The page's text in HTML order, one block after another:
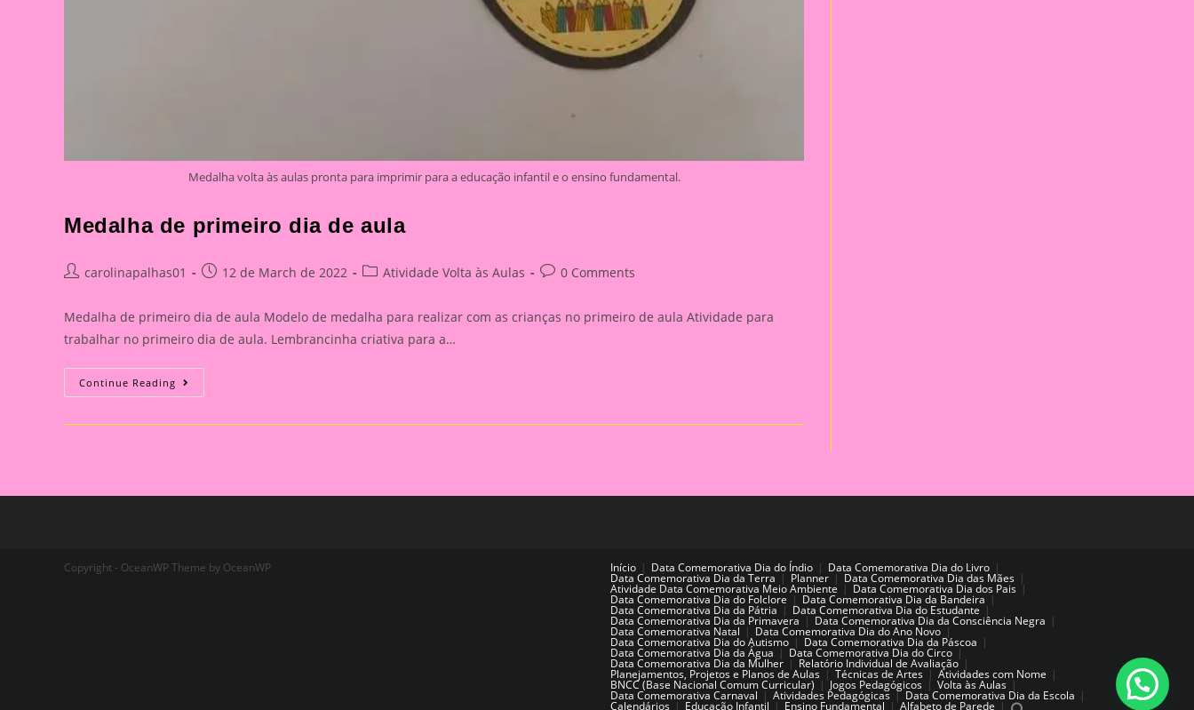
Medalha volta às aulas pronta para imprimir para a educação infantil e o ensino fundamental.
Medalha de primeiro dia de aula
Postcarolinapalhas01
Post12 de March de 2022
PostAtividade Volta às Aulas
Post0 Comments
Medalha de primeiro dia de aula Modelo de medalha para realizar com as crianças no primeiro de aula Atividade para
trabalhar no primeiro dia de aula. Lembrancinha criativa para a…
Continue Reading Medalha
De
Início Data Comemorativa Dia do Índio Data Comemorativa Dia do Livro
Data Comemorativa Dia da Terra Planner Data Comemorativa Dia das Mães
Atividade Data Comemorativa Meio Ambiente Data Comemorativa Dia dos Pais
Data Comemorativa Dia do Folclore Data Comemorativa Dia da Bandeira
Data Comemorativa Dia da Pátria Data Comemorativa Dia do Estudante
Data Comemorativa Dia da Primavera Data Comemorativa Dia da Consciência Negra
Data Comemorativa Natal Data Comemorativa Dia do Ano Novo
Data Comemorativa Dia do Autismo Data Comemorativa Dia da Páscoa
Data Comemorativa Dia da Água Data Comemorativa Dia do Circo
Data Comemorativa Dia da Mulher Relatório Individual de Avaliação
Planejamentos, Projetos e Planos de Aulas Técnicas de Artes Atividades com Nome
BNCC (Base Nacional Comum Curricular) Jogos Pedagógicos Volta às Aulas
Data Comemorativa Carnaval Atividades Pedagógicas Data Comemorativa Dia da Escola
Calendários Educação Infantil Ensino Fundamental Alfabeto de Parede
Copyright - OceanWP Theme by OceanWP